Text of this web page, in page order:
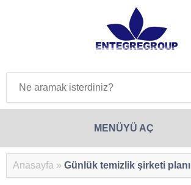
Anasayfa » Günlük temizlik şirketi planı